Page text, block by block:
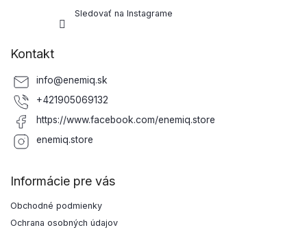
Sledovať na Instagrame
Kontakt
info@enemiq.sk
+421905069132
https://www.facebook.com/enemiq.store
enemiq.store
Informácie pre vás
Obchodné podmienky
Ochrana osobných údajov